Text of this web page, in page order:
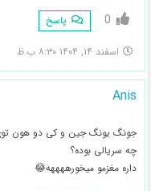
0 پاسخ
اسفند ۱۴, ۱۴۰۴ ۸:۳۰ ب.ظ
Anis
جونگ یونگ جین و کی دو هون
چه سریالی بوده؟
داره مغزمو میخورههههه😂